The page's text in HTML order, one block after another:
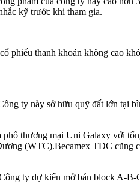
kỹ trước khi tham gia.
thanh khoản không cao
ty này sở hữu quỹ đất lớn tại
thương mại Uni Galaxy với
(WTC).Becamex TDC cũng
ty dự kiến mở bán block A-